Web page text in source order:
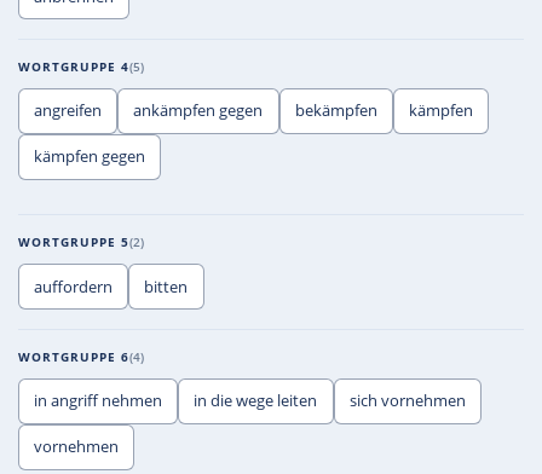
WORTGRUPPE 4 5
angreifen ankämpfen gegen bekämpfen kämpfen
kämpfen gegen
WORTGRUPPE 5 2
auffordern bitten
WORTGRUPPE 6 4
in angriff nehmen in die wege leiten sich vornehmen
vornehmen